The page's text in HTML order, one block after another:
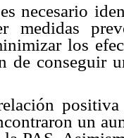
necesario
medidas
los
de conseguir
un